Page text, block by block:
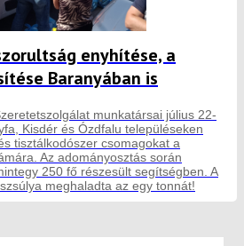
enyhítése, a
Baranyában is
munkatársai július 22-
Kisdér és Ózdfalu településeken
tisztálkodószer csomagokat a
Az adományosztás során
250 fő részesült segítségben. A
meghaladta az egy tonnát!